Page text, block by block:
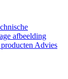
afbeelding
Advies